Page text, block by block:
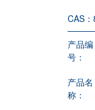
CAS：
产品编
号：
产品名
称：